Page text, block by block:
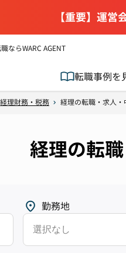
【重要】運
ならWARC AGENT
転職事例を
経理財務・税務 経理の転職・求人・
経理の転
勤務地
選択なし